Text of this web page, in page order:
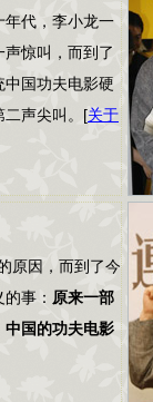
年代，李小龙一
惊叫，而到了
中国功夫电影硬
二声尖叫。[关于
原因，而到了今
事： 原来一部
中国的功夫电影